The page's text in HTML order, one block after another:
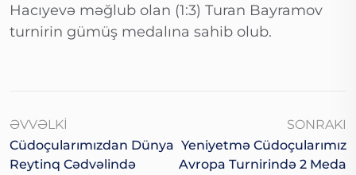
Hacıyevə məğlub olan (1:3) Turan Bayramov
turnirin gümüş medalına sahib olub.
ƏVVƏLKI
Cüdoçularımızdan Dünya
Reytinq Cədvəlində
SONRAKI
Yeniyetmə Cüdoçularımız
Avropa Turnirində 2 Meda